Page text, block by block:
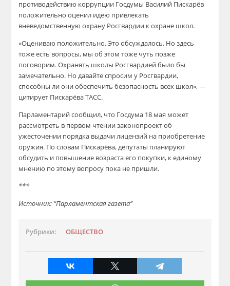
противодействию коррупции Госдумы Василий Пискарёв
положительно оценил идею привлекать
вневедомственную охрану Росгвардии к охране школ.
«Оцениваю положительно. Это обсуждалось. Но здесь
тоже есть вопросы, мы об этом тоже чуть позже
поговорим. Охранять школы Росгвардией было бы
замечательно. Но давайте спросим у Росгвардии,
способны ли они обеспечить безопасность всех школ», —
цитирует Пискарёва ТАСС.
Парламентарий сообщил, что Госдума 18 мая может
рассмотреть в первом чтении законопроект об
ужесточении порядка выдачи лицензий на приобретение
оружия. По словам Пискарёва, депутаты планируют
обсудить и повышение возраста его покупки, к единому
мнению по этому вопросу пока не пришли.
***
Источник: “Парламентская газета”
Рубрики: ОБЩЕСТВО